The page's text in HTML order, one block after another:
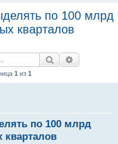
по 100 млрд
кварталов
Поиск
1 из 1
по 100 млрд